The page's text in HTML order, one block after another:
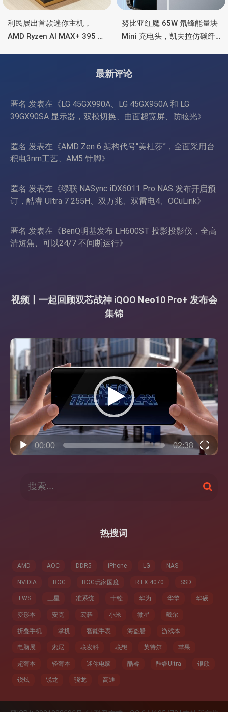
利民展出首款迷你主机，
AMD Ryzen AI MAX+ 395 处
努比亚红魔 65W 氘锋能量块
Mini 充电头，凯夫拉仿碳纤
最新评论
匿名 发表在《 LG 45GX990A、LG 45GX950A 和 LG
39GX90SA 显示器，双模切换、曲面超宽屏、防眩光》
匿名 发表在《AMD Zen 6 架构代号“美杜莎”，全面采用台
积电3nm工艺、AM5 针脚》
匿名 发表在《绿联 NASync iDX6011 Pro NAS 发布开启预
订，酷睿 Ultra 7 255H、双万兆、双雷电4、OCuLink》
匿名 发表在《 BenQ明基发布 LH600ST 投影投影仪，全高
清短焦、可以24/7 不间断运行》
视频丨一起回顾双芯战神 iQOO Neo10 Pro+ 发布会
集锦
视
频
播
放
器
00:00 02:38
搜
索
热搜词
AMD AOC DDR5 iPhone LG NAS
NVIDIA ROG ROG玩家国度 RTX 4070 SSD
TWS 三星 准系统 十铨 华为 华擎 华硕
变形本 安克 宏碁 小米 微星 戴尔
折叠手机 掌机 智能手表 海盗船 游戏本
电脑展 索尼 联发科 联想 英特尔 苹果
超薄本 轻薄本 迷你电脑 酷睿 酷睿Ultra 银欣
锐炫 锐龙 骁龙 高通